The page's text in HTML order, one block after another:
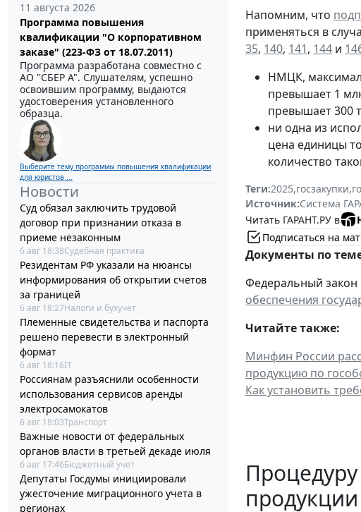
11 августа 2026
Программа повышения
квалификации "О корпоративном
заказе" (223-ФЗ от 18.07.2011)
Программа разработана совместно с
АО ''СБЕР А". Слушателям, успешно
освоившим программу, выдаются
удостоверения установленного
образца.
Выберите тему программы повышения квалификации
для юристов ...
Новости
Суд обязал заключить трудовой
договор при признании отказа в
приеме незаконным
6 авг 18:38Судебная практика
Резидентам РФ указали на нюансы
информирования об открытии счетов
за границей
6 авг 18:27Налоги и бухучет
Племенные свидетельства и паспорта
решено перевести в электронный
формат
6 авг 18:16IT
Россиянам разъяснили особенности
использования сервисов аренды
электросамокатов
6 авг 18:03Транспорт
Важные новости от федеральных
органов власти в третьей декаде июля
6 авг 17:46Бюджетный учет
Депутаты Госдумы инициировали
ужесточение миграционного учета в
регионах
Напомним, что
применяться в
35, 140, 141, 144 и
НМЦК,
превышает 1
превышает 300
ни одна из
цена единицы
количество
Теги:2025,госзакупки,
Источник:Система
Читать ГАРАНТ.РУ в
Подписаться на
Документы по
Федеральный закон
обеспечения
Читайте также:
Минфин России
продукцию по
Как установить